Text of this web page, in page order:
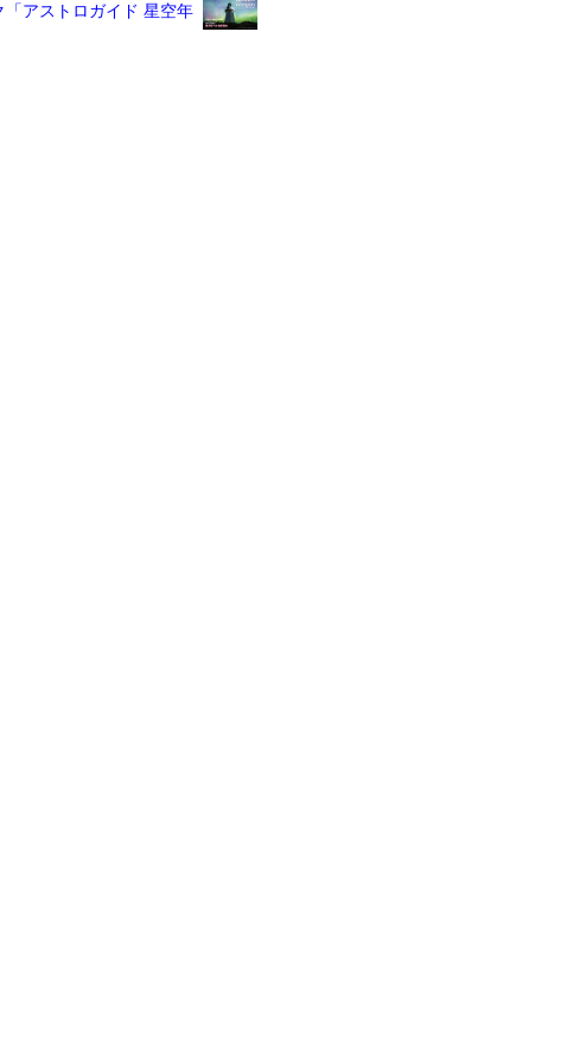
「アストロガイド 星空年